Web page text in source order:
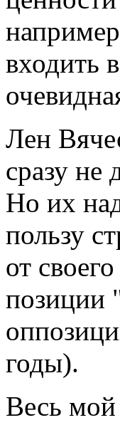
входить
Лен
сразу не
Но их
пользу
от
позиции
годы).
Весь